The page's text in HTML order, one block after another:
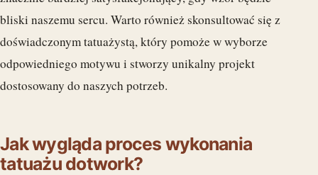
bliski naszemu sercu. Warto również skonsultować się z
doświadczonym tatuażystą, który pomoże w wyborze
odpowiedniego motywu i stworzy unikalny projekt
dostosowany do naszych potrzeb.
Jak wygląda proces wykonania
tatuażu dotwork?